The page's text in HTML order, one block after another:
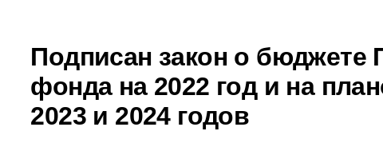
Подписан закон о бюджете
фонда на 2022 год и на
2023 и 2024 годов